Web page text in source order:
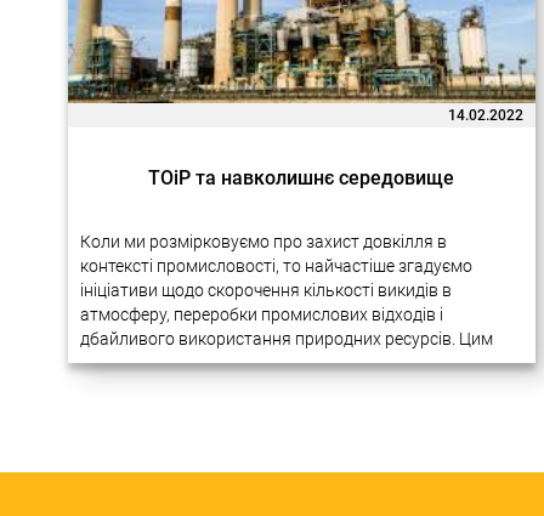
14.02.2022
ТОіР та навколишнє середовище
Коли ми розмірковуємо про захист довкілля в
контексті промисловості, то найчастіше згадуємо
ініціативи щодо скорочення кількості викидів в
атмосферу, переробки промислових відходів і
дбайливого використання природних ресурсів. Цим
питанням справді приділяється багато уваги на